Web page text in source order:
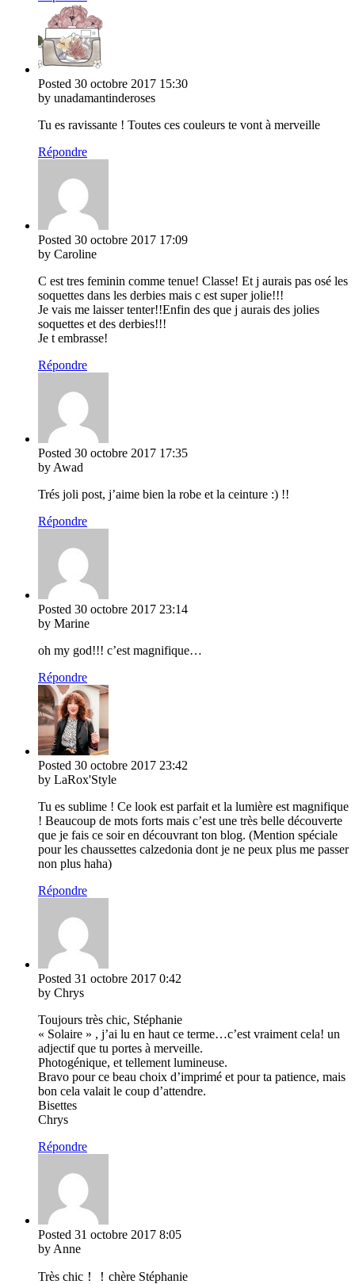
Posted 30 octobre 2017 15:30
by unadamantinderoses
Tu es ravissante ! Toutes ces couleurs te vont à merveille
Répondre
Posted 30 octobre 2017 17:09
by Caroline
C est tres feminin comme tenue! Classe! Et j aurais pas osé les
soquettes dans les derbies mais c est super jolie!!!
Je vais me laisser tenter!!Enfin des que j aurais des jolies
soquettes et des derbies!!!
Je t embrasse!
Répondre
Posted 30 octobre 2017 17:35
by Awad
Trés joli post, j’aime bien la robe et la ceinture :) !!
Répondre
Posted 30 octobre 2017 23:14
by Marine
oh my god!!! c’est magnifique…
Répondre
Posted 30 octobre 2017 23:42
by LaRox'Style
Tu es sublime ! Ce look est parfait et la lumière est magnifique
! Beaucoup de mots forts mais c’est une très belle découverte
que je fais ce soir en découvrant ton blog. (Mention spéciale
pour les chaussettes calzedonia dont je ne peux plus me passer
non plus haha)
Répondre
Posted 31 octobre 2017 0:42
by Chrys
Toujours très chic, Stéphanie
« Solaire » , j’ai lu en haut ce terme…c’est vraiment cela! un
adjectif que tu portes à merveille.
Photogénique, et tellement lumineuse.
Bravo pour ce beau choix d’imprimé et pour ta patience, mais
bon cela valait le coup d’attendre.
Bisettes
Chrys
Répondre
Posted 31 octobre 2017 8:05
by Anne
Très chic！！chère Stéphanie